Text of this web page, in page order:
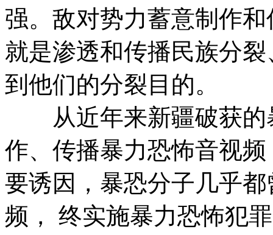
强。敌对势力蓄意制作
就是渗透和传播民族分
到他们的分裂目的。
从近年来新疆破获的
作、传播暴力恐怖音视
要诱因，暴恐分子几乎
频， 终实施暴力恐怖犯